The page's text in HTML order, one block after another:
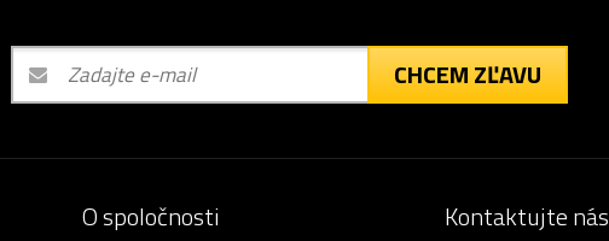
CHCEM ZĽAVU
O spoločnosti Kontaktujte nás